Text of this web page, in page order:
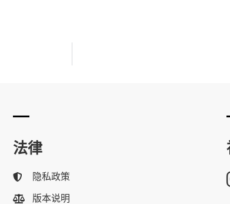
法律
隐私政策
版本说明